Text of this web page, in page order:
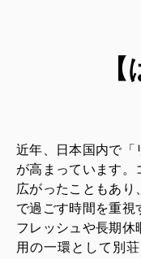
近年、日本国内で「
が高まっています。
広がったこともあ
で過ごす時間を重視
フレッシュや長期休
用の一環として別